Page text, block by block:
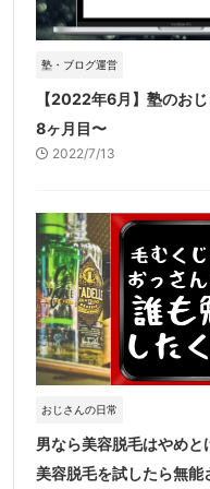
塾・ブログ運営
【2022年6月】塾のお
8ヶ月目〜
2022/7/13
おじさんの日常
男なら美容脱毛はやめ
美容脱毛を試したら無能